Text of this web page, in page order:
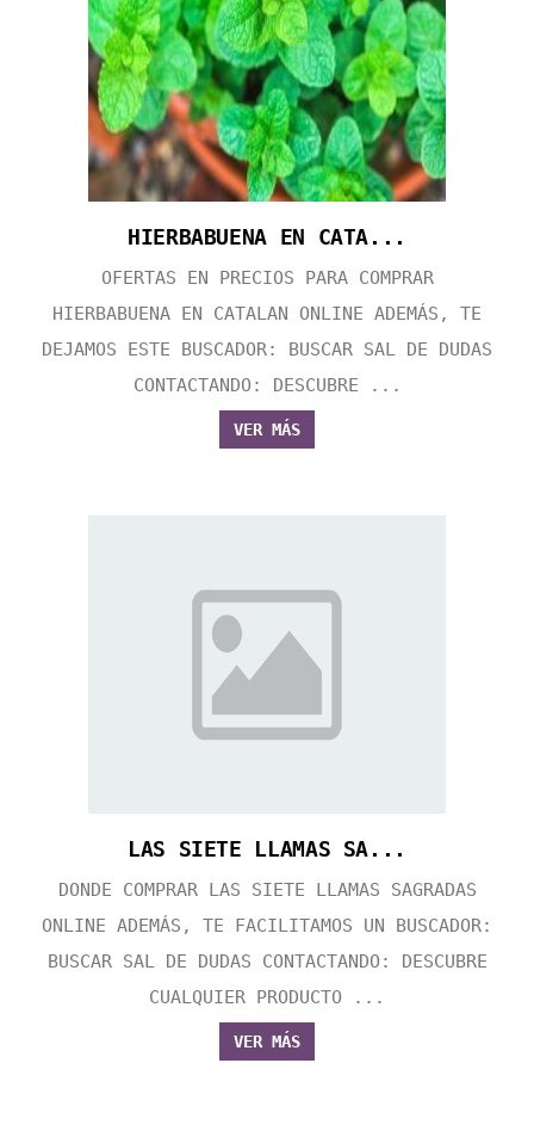
HIERBABUENA EN CATA...
OFERTAS EN PRECIOS PARA COMPRAR
HIERBABUENA EN CATALAN ONLINE ADEMÁS, TE
DEJAMOS ESTE BUSCADOR: BUSCAR SAL DE DUDAS
CONTACTANDO: DESCUBRE ...
VER MÁS
LAS SIETE LLAMAS SA...
DONDE COMPRAR LAS SIETE LLAMAS SAGRADAS
ONLINE ADEMÁS, TE FACILITAMOS UN BUSCADOR:
BUSCAR SAL DE DUDAS CONTACTANDO: DESCUBRE
CUALQUIER PRODUCTO ...
VER MÁS